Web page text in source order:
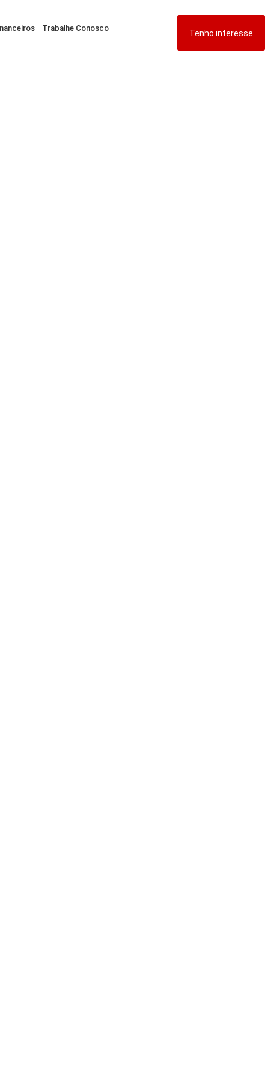
Trabalhe Conosco
Tenho interesse